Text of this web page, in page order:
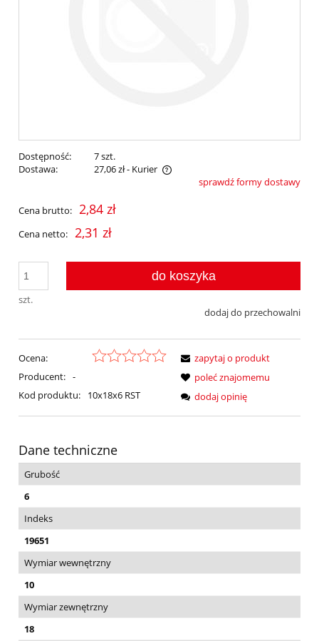
Dostępność:
7 szt.
Dostawa:
27,06 zł- Kurier
Cena nie zawiera ewentualnych kosztów płatnościsprawdź formy dostawy
Cena brutto: 2,84 zł
Cena netto: 2,31 zł
szt.
do koszyka
dodaj do przechowalni
Ocena:
Producent: -
Kod produktu:
10x18x6 RST
zapytaj o produkt
poleć znajomemu
dodaj opinię
Dane techniczne
Grubość
6
Indeks
19651
Wymiar wewnętrzny
10
Wymiar zewnętrzny
18